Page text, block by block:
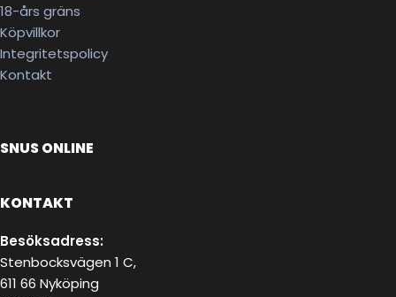
18-års gräns
Köpvillkor
Integritetspolicy
Kontakt
SNUS ONLINE
KONTAKT
Besöksadress:
Stenbocksvägen 1 C,
611 66 Nyköping